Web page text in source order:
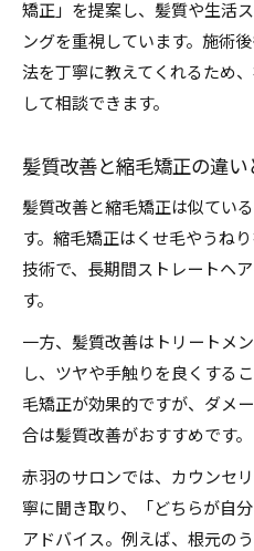
くせ毛と縮毛矯正
前髪や顔周りの部分
縮毛矯正で自然さ
ダメージを抑えた縮毛矯
髪質改善と縮毛矯
コスメ縮毛矯正で
縮毛矯正はどちら
赤羽で選ぶ地毛風ナチ
赤羽で地毛風縮毛
ント
ナチュラルな縮毛
術
縮毛矯正専門店な
矯正」を提案し、髪質や生活
ングを重視しています。施術
法を丁寧に教えてくれるため
して相談できます。
髪質改善と縮毛矯正の違
髪質改善と縮毛矯正は似てい
す。縮毛矯正はくせ毛やうね
技術で、長期間ストレートヘ
す。
一方、髪質改善はトリートメ
し、ツヤや手触りを良くする
毛矯正が効果的ですが、ダメ
合は髪質改善がおすすめです。
赤羽のサロンでは、カウンセ
寧に聞き取り、「どちらが自
アドバイス。例えば、根元の